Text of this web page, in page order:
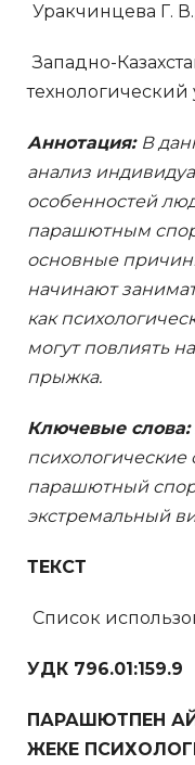
Уракчинцева Г.
Западно-
технологический
Аннотация: В
анализ
особенностей
парашютным
основные
начинают
как
могут повлиять
прыжка.
Ключевые слова:
парашютный
экстремальный
ТЕКСТ
Список
УДК 796.01:159.9
ПАРАШЮТПЕН
ЖЕКЕ